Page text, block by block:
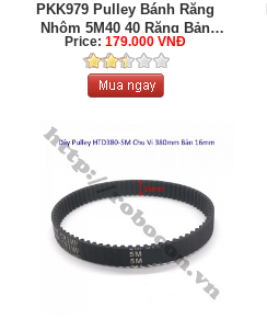
PKK979 Pulley Bánh Răng
Nhôm 5M40 40 Răng Bản
Rộng ...
Price:179.000 VNĐ